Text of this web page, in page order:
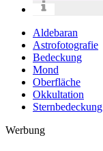
Aldebaran
Astrofotografie
Bedeckung
Mond
Oberfläche
Okkultation
Sternbedeckung
Werbung